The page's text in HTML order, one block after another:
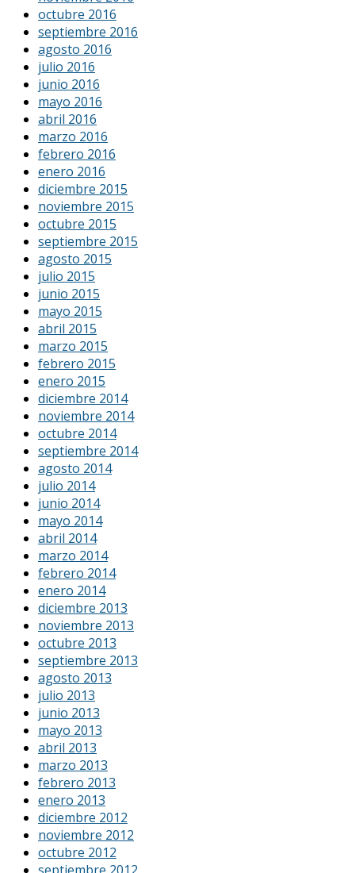
octubre 2016
septiembre 2016
agosto 2016
julio 2016
junio 2016
mayo 2016
abril 2016
marzo 2016
febrero 2016
enero 2016
diciembre 2015
noviembre 2015
octubre 2015
septiembre 2015
agosto 2015
julio 2015
junio 2015
mayo 2015
abril 2015
marzo 2015
febrero 2015
enero 2015
diciembre 2014
noviembre 2014
octubre 2014
septiembre 2014
agosto 2014
julio 2014
junio 2014
mayo 2014
abril 2014
marzo 2014
febrero 2014
enero 2014
diciembre 2013
noviembre 2013
octubre 2013
septiembre 2013
agosto 2013
julio 2013
junio 2013
mayo 2013
abril 2013
marzo 2013
febrero 2013
enero 2013
diciembre 2012
noviembre 2012
octubre 2012